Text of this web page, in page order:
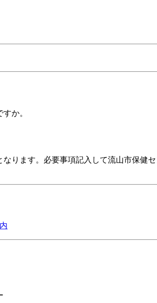
か。
ります。必要事項記入して流山市保